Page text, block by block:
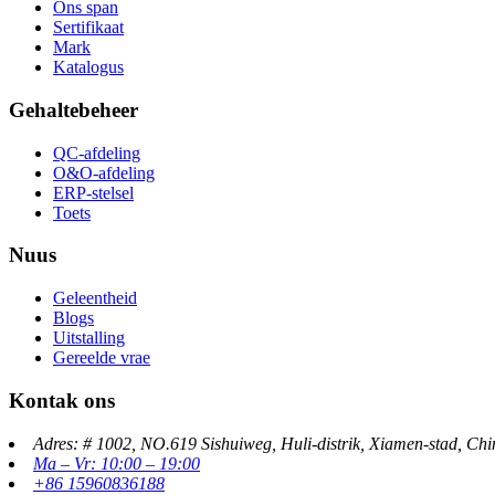
Ons span
Sertifikaat
Mark
Katalogus
Gehaltebeheer
QC-afdeling
O&O-afdeling
ERP-stelsel
Toets
Nuus
Geleentheid
Blogs
Uitstalling
Gereelde vrae
Kontak ons
Adres: # 1002, NO.619 Sishuiweg, Huli-distrik, Xiamen-stad,
Ma – Vr: 10:00 – 19:00
+86 15960836188